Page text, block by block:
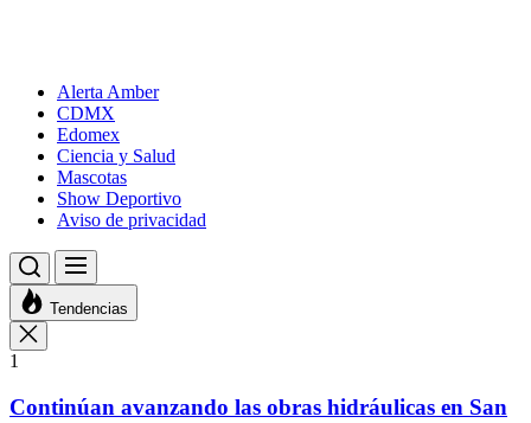
Alerta Amber
CDMX
Edomex
Ciencia y Salud
Mascotas
Show Deportivo
Aviso de privacidad
Tendencias
1
Continúan avanzando las obras hidráulicas en San